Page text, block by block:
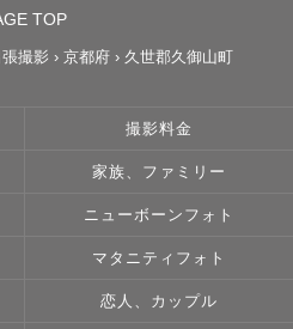
TOP
撮影 › 京都府 › 久世郡久御山町
撮影料金
家族、ファミリー
ニューボーンフォト
マタニティフォト
恋人、カップル